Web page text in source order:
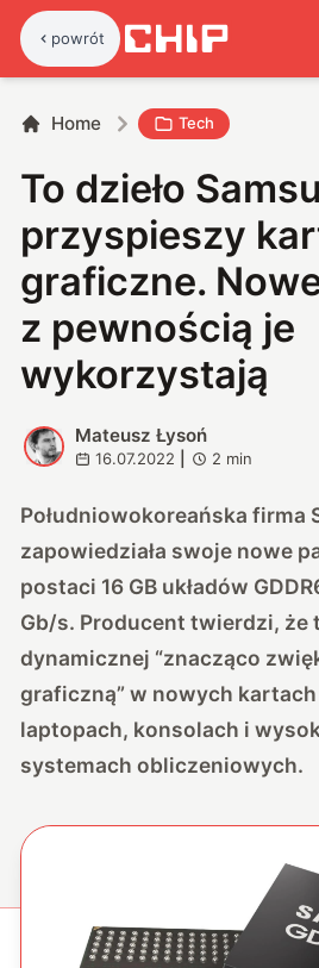
powrót
Home Tech
To dzieło
przyspieszy
graficzne.
z pewnością je
wykorzystają
M
Mateusz Łysoń
16.07.2022 2 min
Południowokoreańska firma
zapowiedziała swoje nowe
postaci 16 GB układów
Gb/s. Producent twierdzi, że
dynamicznej “znacząco
graficzną” w nowych
laptopach, konsolach i
systemach obliczeniowych.